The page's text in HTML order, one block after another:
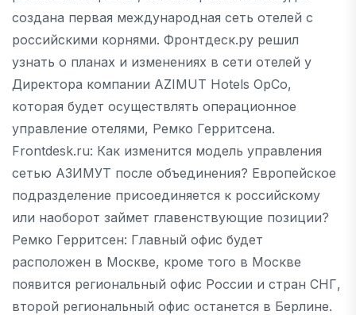
создана первая международная сеть отелей с
российскими корнями. Фронтдеск.ру решил
узнать о планах и изменениях в сети отелей у
Директора компании AZIMUT Hotels OpCo,
которая будет осуществлять операционное
управление отелями, Ремко Герритсена.
Frontdesk.ru: Как изменится модель управления
сетью АЗИМУТ после объединения? Европейское
подразделение присоединяется к российскому
или наоборот займет главенствующие позиции?
Ремко Герритсен: Главный офис будет
расположен в Москве, кроме того в Москве
появится региональный офис России и стран СНГ,
второй региональный офис останется в Берлине.